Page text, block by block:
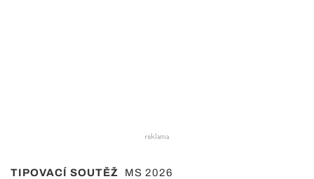
TIPOVACÍ SOUTĚŽ MS 2026